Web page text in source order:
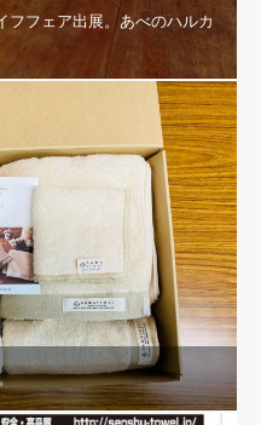
フフェア出展。あべのハルカ